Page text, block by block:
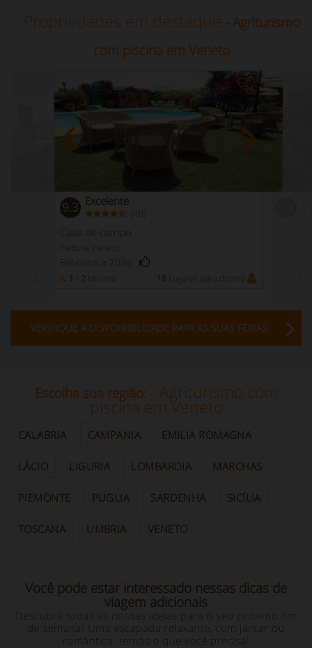
Propriedades em destaque - Agriturismo
com piscina em Veneto
9.3 Excelente
( 40)
Casa de campo
Padova Veneto
Bovolenta 2036
1 - 2 Mínimo 18 Lugares para dormir
VERIFIQUE A DISPONIBILIDADE PARA AS SUAS FÉRIAS
Escolha sua região: - Agriturismo com
piscina em Veneto
CALABRIA CAMPANIA EMILIA ROMAGNA
LÁCIO LIGURIA LOMBARDIA MARCHAS
PIEMONTE PUGLIA SARDENHA SICÍLIA
TOSCANA UMBRIA VENETO
Você pode estar interessado nessas dicas de
viagem adicionais
Descubra todas as nossas ideias para o seu próximo fim
de semana! Uma escapada relaxante, com jantar ou
romântica: temos o que você precisa!